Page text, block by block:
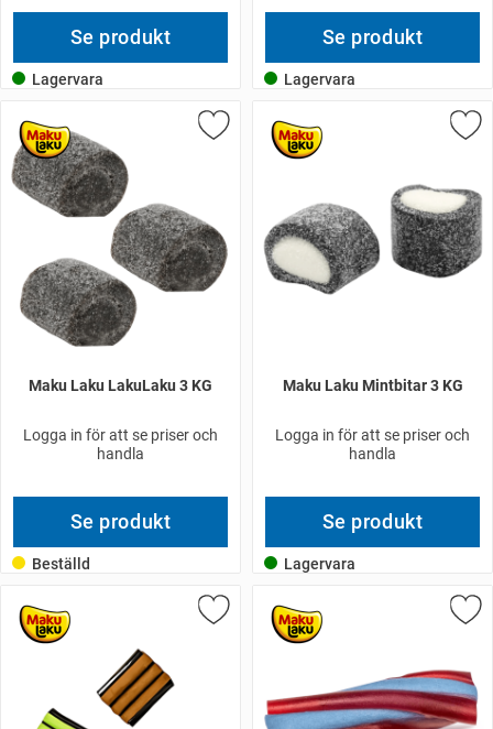
Se produkt
Lagervara
Se produkt
Lagervara
Maku Laku LakuLaku 3 KG
Logga in för att se priser och
handla
Se produkt
Beställd
Maku Laku Mintbitar 3 KG
Logga in för att se priser och
handla
Se produkt
Lagervara